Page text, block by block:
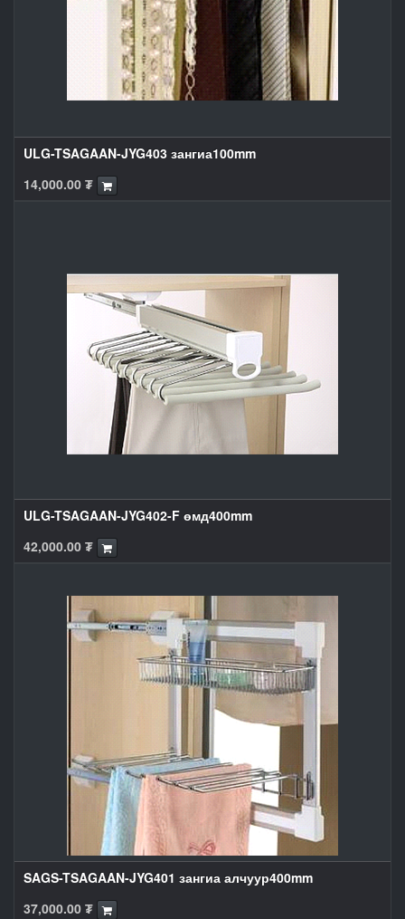
ULG-TSAGAAN-JYG403 зангиа100mm
14,000.00 ₮
ULG-TSAGAAN-JYG402-F өмд400mm
42,000.00 ₮
SAGS-TSAGAAN-JYG401 зангиа алчуур400mm
37,000.00 ₮